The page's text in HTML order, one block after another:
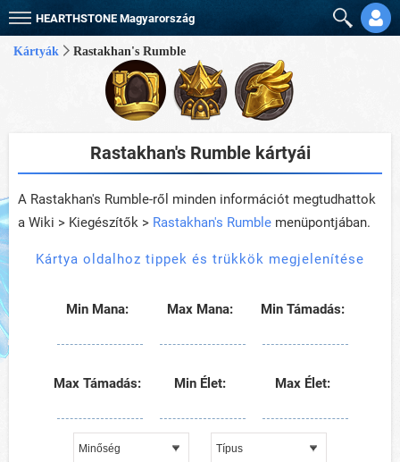
HEARTHSTONE Magyarország
Kártyák Rastakhan's Rumble
Rastakhan's Rumble kártyái
A Rastakhan's Rumble-ről minden információt megtudhattok
a Wiki > Kiegészítők > Rastakhan's Rumble menüpontjában.
Kártya oldalhoz tippek és trükkök megjelenítése
Min Mana: Max Mana: Min Támadás:
Max Támadás: Min Élet: Max Élet: